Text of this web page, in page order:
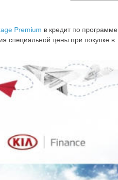
Premium в кредит по программе
специальной цены при покупке в